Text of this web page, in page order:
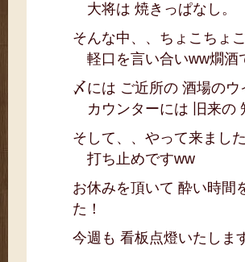
大将は 焼きっぱなし。
そんな中、、ちょこちょ
軽口を言い合いww燗酒
〆には ご近所の 酒場のウ
カウンターには 旧来の
そして、、やって来ました
打ち止めですww
お休みを頂いて 酔い時間
た！
今週も 看板点燈いたしま